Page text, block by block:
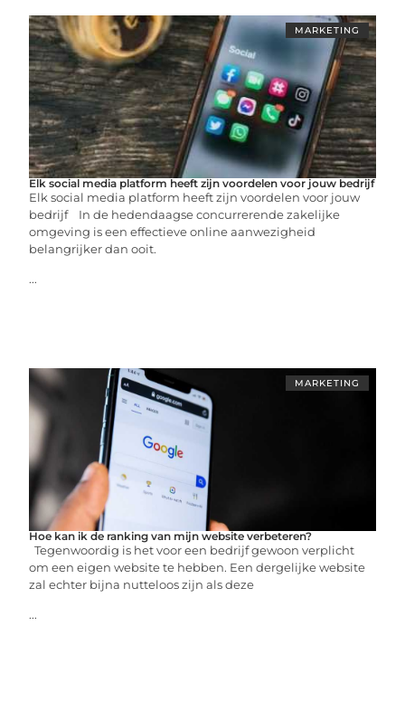
MARKETING
Elk social media platform heeft zijn voordelen voor jouw bedrijf
Elk social media platform heeft zijn voordelen voor jouw
bedrijf In de hedendaagse concurrerende zakelijke
omgeving is een effectieve online aanwezigheid
belangrijker dan ooit.
...
MARKETING
Hoe kan ik de ranking van mijn website verbeteren?
Tegenwoordig is het voor een bedrijf gewoon verplicht
om een ​​eigen website te hebben. Een dergelijke website
zal echter bijna nutteloos zijn als deze
...